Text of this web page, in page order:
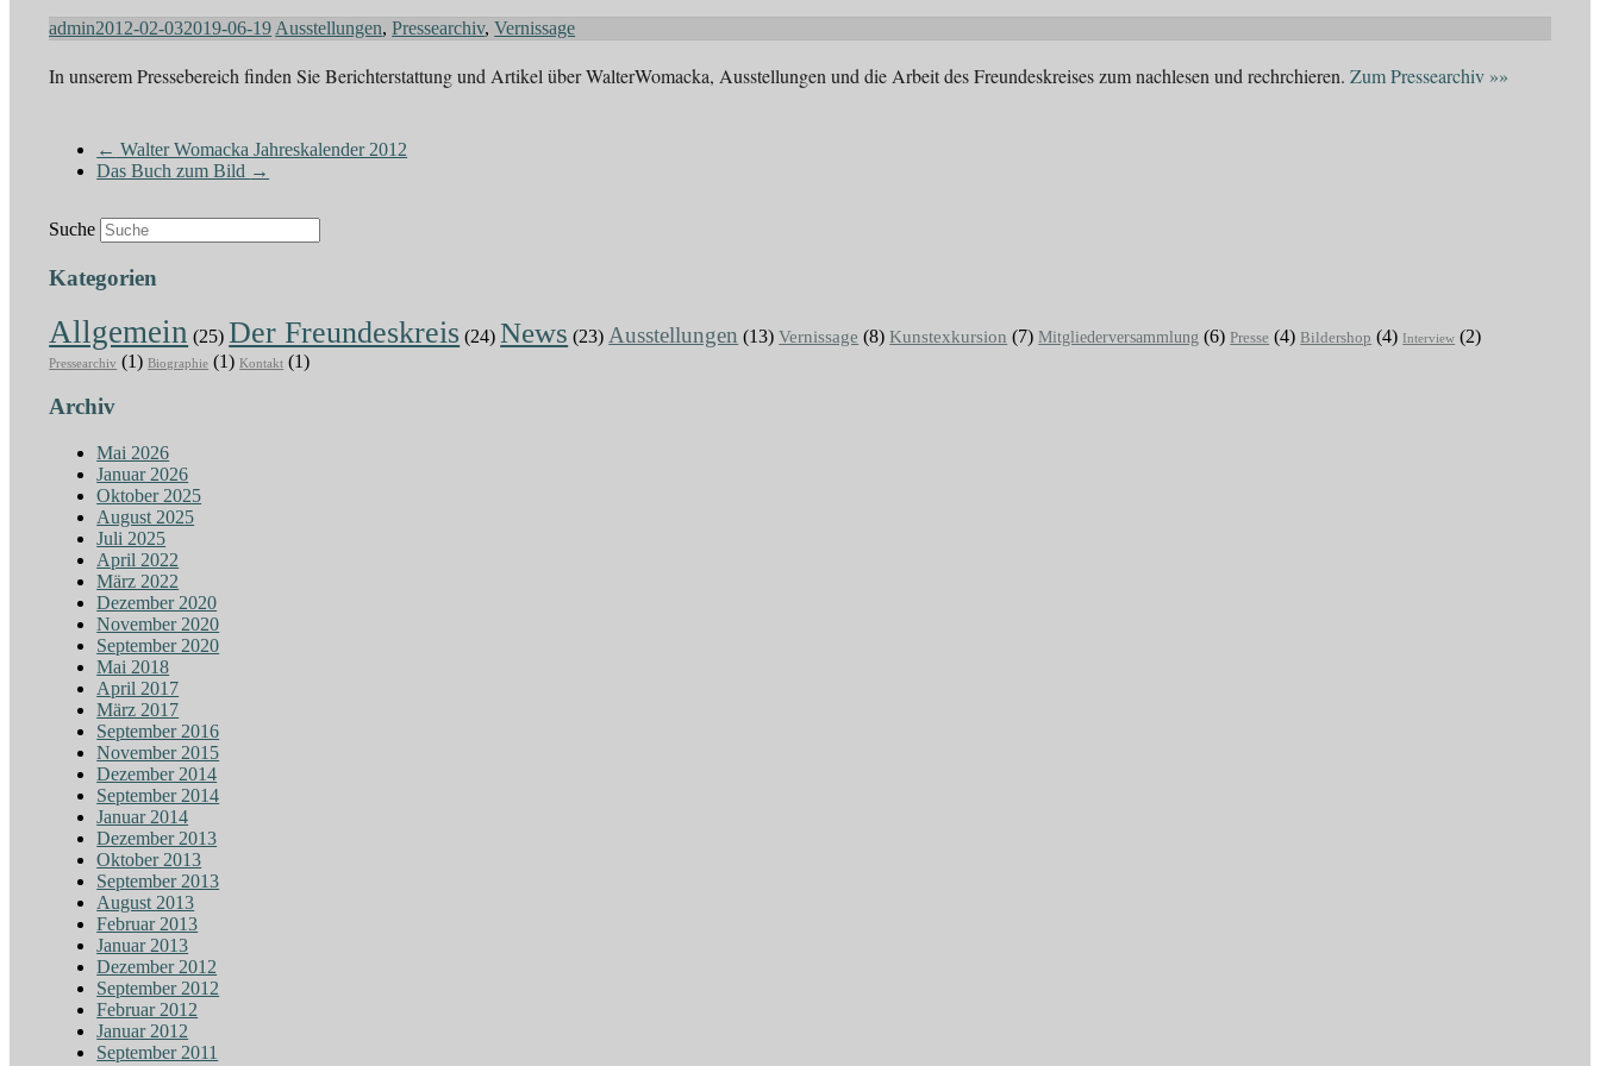
admin2012-02-032019-06-19 Ausstellungen,Pressearchiv,Vernissage
In unserem Pressebereich finden Sie Berichterstattung und Artikel über WalterWomacka, Ausstellungen und die Arbeit des Freundeskreises zum nachlesen und rechrchieren.Zum Pressearchiv »»
← Walter Womacka Jahreskalender 2012
Das Buch zum Bild →
Suche
Kategorien
Allgemein (25) Der Freundeskreis (24) News (23) Ausstellungen (13)Vernissage (8)Kunstexkursion (7)Mitgliederversammlung (6)Presse (4)Bildershop (4) Interview (2)
Pressearchiv (1)Biographie (1)Kontakt (1)
Archiv
Mai 2026
Januar 2026
Oktober 2025
August 2025
Juli 2025
April 2022
März 2022
Dezember 2020
November 2020
September 2020
Mai 2018
April 2017
März 2017
September 2016
November 2015
Dezember 2014
September 2014
Januar 2014
Dezember 2013
Oktober 2013
September 2013
August 2013
Februar 2013
Januar 2013
Dezember 2012
September 2012
Februar 2012
Januar 2012
September 2011